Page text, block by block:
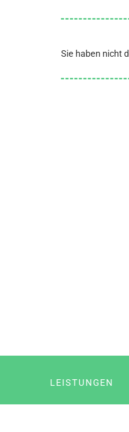
Sie haben nicht
LEISTUNGEN